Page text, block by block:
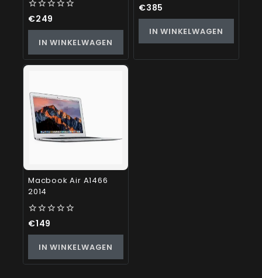
0
€249
IN WINKELWAGEN
0
€385
IN WINKELWAGEN
Macbook Air A1466
2014
0
€149
IN WINKELWAGEN